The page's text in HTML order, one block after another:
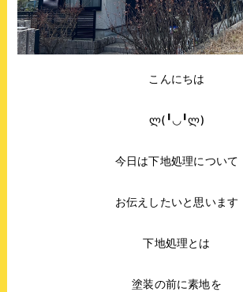
こんにちは
ლ(╹◡╹ლ)
今日は下地処理について
お伝えしたいと思います
下地処理とは
塗装の前に素地を